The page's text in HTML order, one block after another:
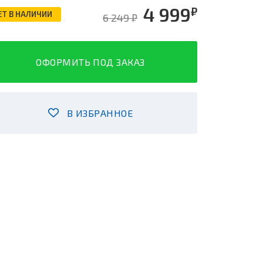
В НАЛИЧИИ 4 999₽
6 249 ₽
ОФОРМИТЬ ПОД ЗАКАЗ
В ИЗБРАННОЕ